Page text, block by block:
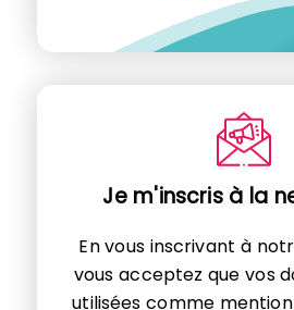
Je m'inscris à la
En vous inscrivant à
vous acceptez que vos
utilisées comme